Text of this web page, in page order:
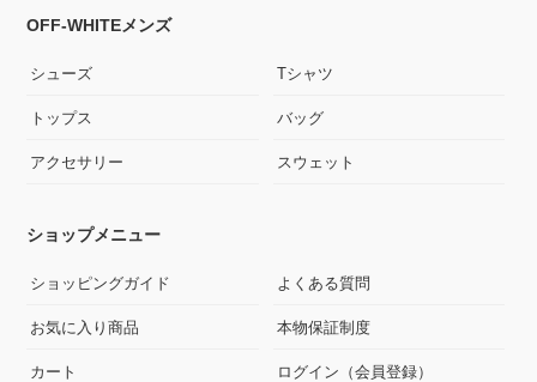
OFF-WHITEメンズ
シューズ Tシャツ
トップス バッグ
アクセサリー スウェット
ショップメニュー
ショッピングガイド よくある質問
お気に入り商品 本物保証制度
カート ログイン（会員登録）